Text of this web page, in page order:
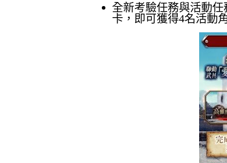
全新考驗任務與活動任
卡，即可獲得4名活動